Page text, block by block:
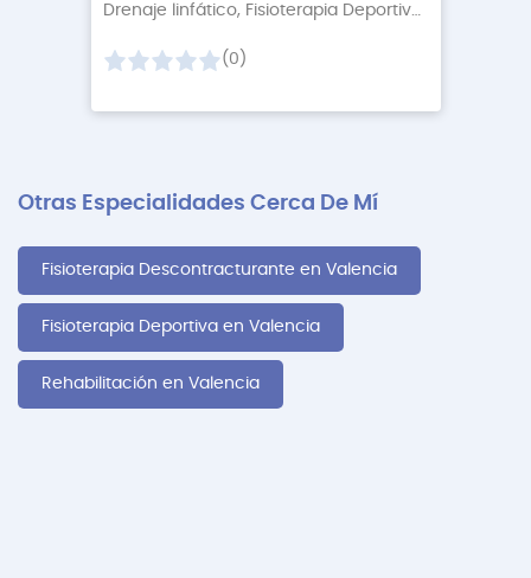
Drenaje linfático, Fisioterapia Deportiva
(0)
Otras Especialidades Cerca De Mí
Fisioterapia Descontracturante en Valencia
Fisioterapia Deportiva en Valencia
Rehabilitación en Valencia